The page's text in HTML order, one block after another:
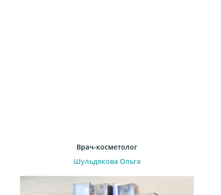
Врач-косметолог
Шульдякова Ольга